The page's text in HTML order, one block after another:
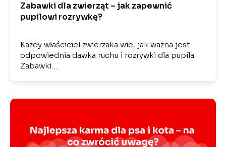
Zabawki dla zwierząt – jak zapewnić
pupilowi rozrywkę?
Każdy właściciel zwierzaka wie, jak ważna jest
odpowiednia dawka ruchu i rozrywki dla pupila.
Zabawki…